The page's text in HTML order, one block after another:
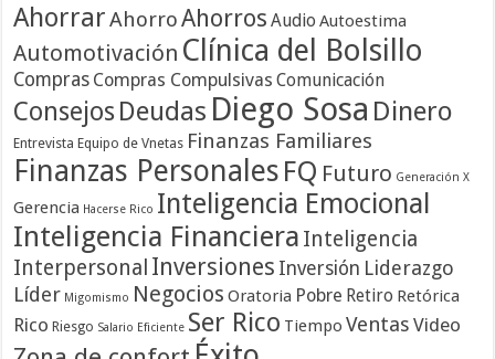
AhorrarAhorroAhorros Audio Autoestima
Automotivación Clínica del Bolsillo
Compras Compras Compulsivas Comunicación
Consejos Deudas Diego Sosa Dinero
Entrevista Equipo de Vnetas Finanzas Familiares
Finanzas Personales FQ Futuro Generación X
Gerencia Hacerse Rico Inteligencia Emocional
Inteligencia Financiera Inteligencia
Interpersonal Inversiones Inversión Liderazgo
Líder Migomismo Negocios Oratoria Pobre Retiro Retórica
Rico Riesgo Salario Eficiente Ser Rico Tiempo Ventas Video